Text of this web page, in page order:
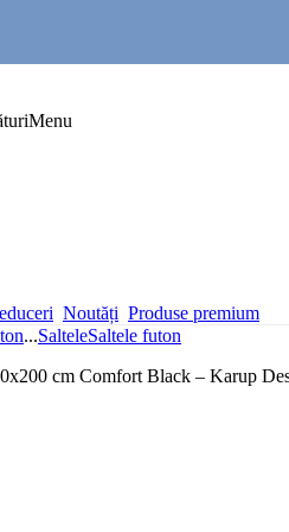
Menu
Noutăți Produse premium
...SalteleSaltele futon